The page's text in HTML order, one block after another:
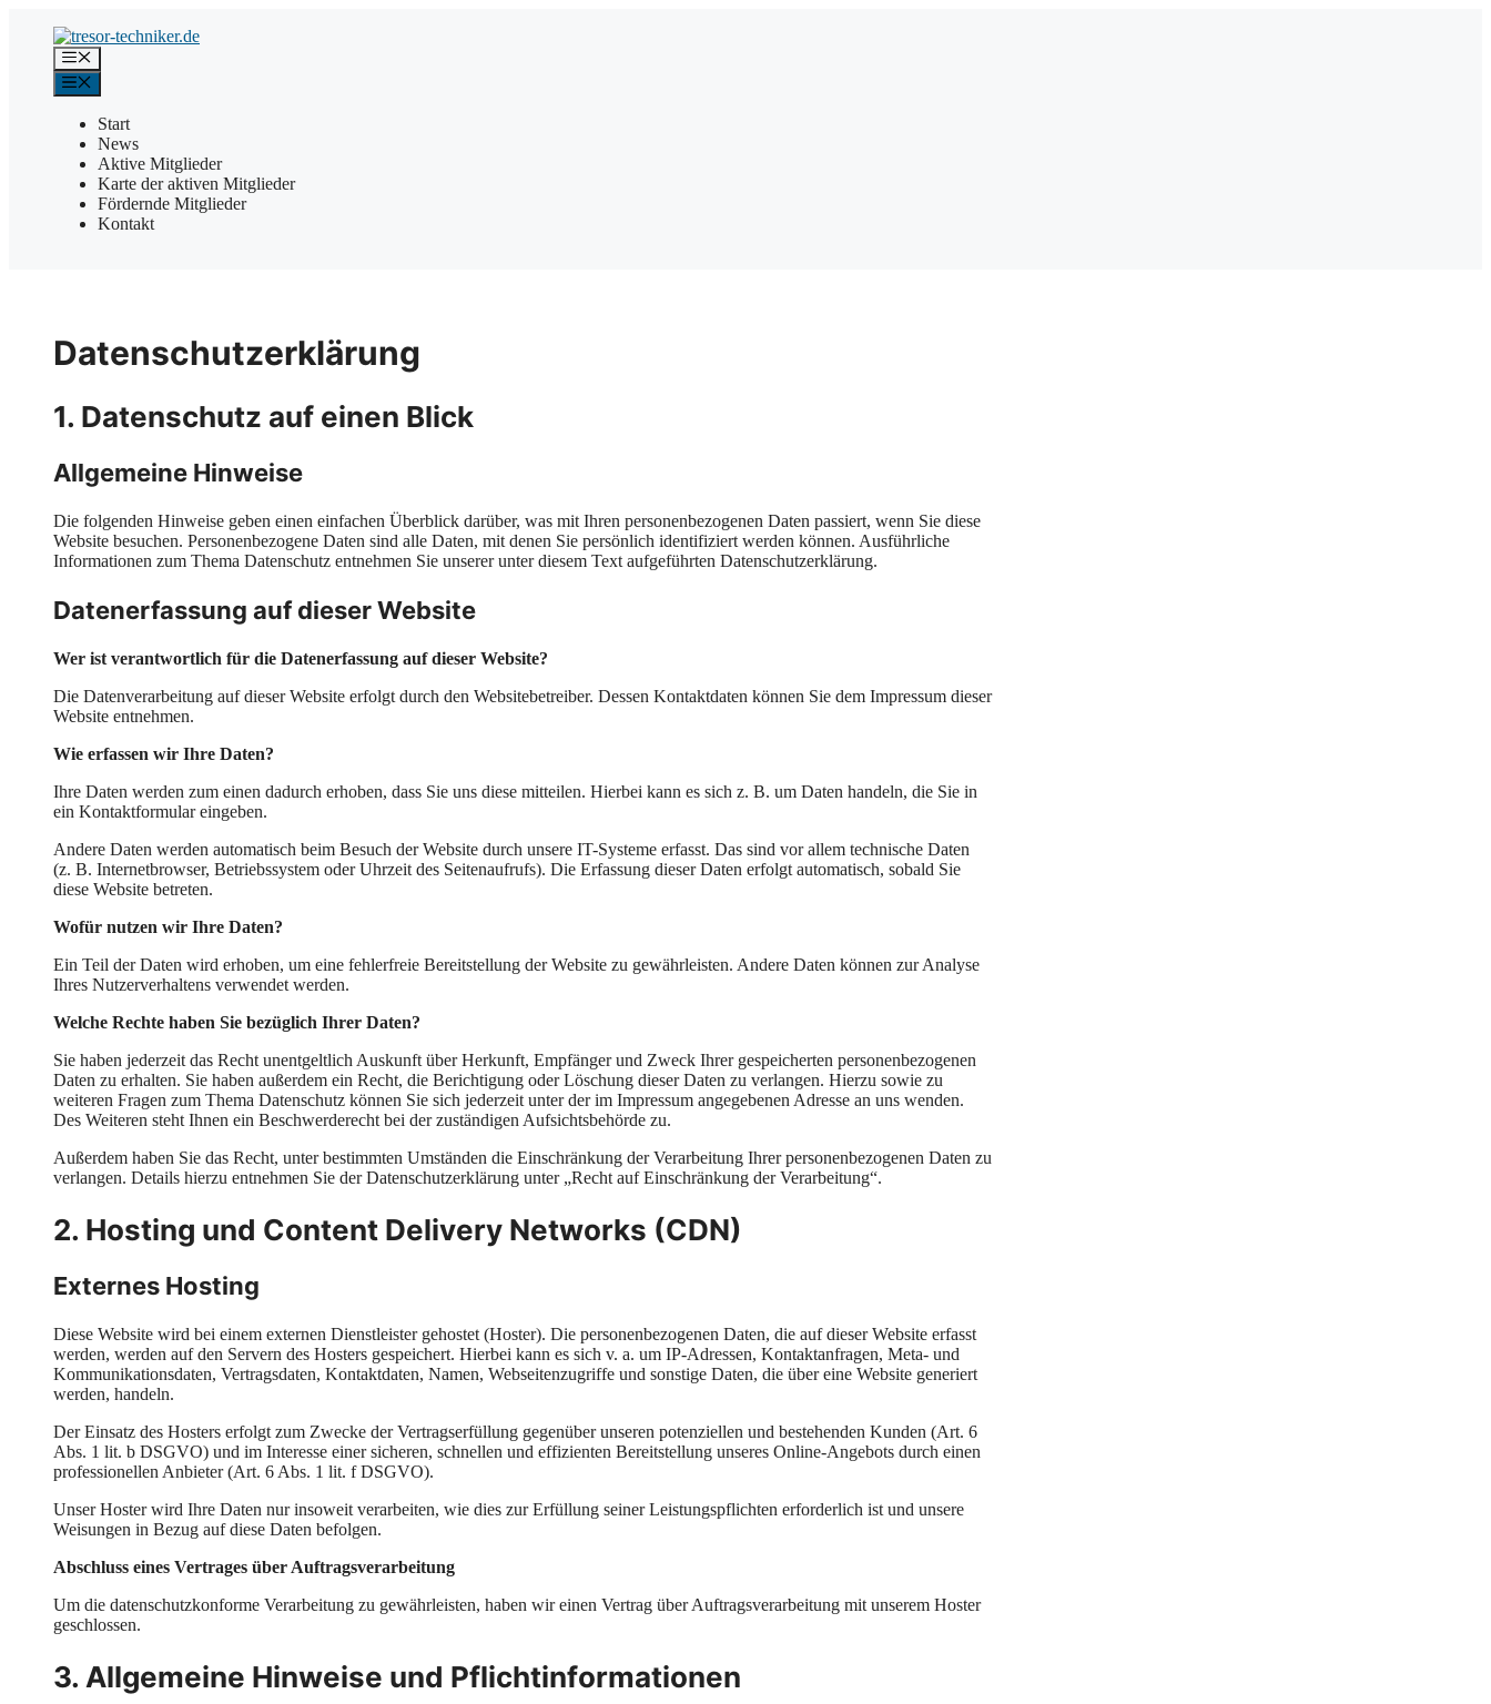
springen
Menü
Menü
Start
News
Aktive Mitglieder
Karte der aktiven Mitglieder
Fördernde Mitglieder
Kontakt
Datenschutzerklärung
1. Datenschutz auf einen Blick
Allgemeine Hinweise
Die folgenden Hinweise geben einen einfachen Überblick darüber, was mit Ihren personenbezogenen Daten passiert, wenn Sie diese
Website besuchen. Personenbezogene Daten sind alle Daten, mit denen Sie persönlich identifiziert werden können. Ausführliche
Informationen zum Thema Datenschutz entnehmen Sie unserer unter diesem Text aufgeführten Datenschutzerklärung.
Datenerfassung auf dieser Website
Wer ist verantwortlich für die Datenerfassung auf dieser Website?
Die Datenverarbeitung auf dieser Website erfolgt durch den Websitebetreiber. Dessen Kontaktdaten können Sie dem Impressum dieser
Website entnehmen.
Wie erfassen wir Ihre Daten?
Ihre Daten werden zum einen dadurch erhoben, dass Sie uns diese mitteilen. Hierbei kann es sich z. B. um Daten handeln, die Sie in
ein Kontaktformular eingeben.
Andere Daten werden automatisch beim Besuch der Website durch unsere IT-Systeme erfasst. Das sind vor allem technische Daten
(z. B. Internetbrowser, Betriebssystem oder Uhrzeit des Seitenaufrufs). Die Erfassung dieser Daten erfolgt automatisch, sobald Sie
diese Website betreten.
Wofür nutzen wir Ihre Daten?
Ein Teil der Daten wird erhoben, um eine fehlerfreie Bereitstellung der Website zu gewährleisten. Andere Daten können zur Analyse
Ihres Nutzerverhaltens verwendet werden.
Welche Rechte haben Sie bezüglich Ihrer Daten?
Sie haben jederzeit das Recht unentgeltlich Auskunft über Herkunft, Empfänger und Zweck Ihrer gespeicherten personenbezogenen
Daten zu erhalten. Sie haben außerdem ein Recht, die Berichtigung oder Löschung dieser Daten zu verlangen. Hierzu sowie zu
weiteren Fragen zum Thema Datenschutz können Sie sich jederzeit unter der im Impressum angegebenen Adresse an uns wenden.
Des Weiteren steht Ihnen ein Beschwerderecht bei der zuständigen Aufsichtsbehörde zu.
Außerdem haben Sie das Recht, unter bestimmten Umständen die Einschränkung der Verarbeitung Ihrer personenbezogenen Daten zu
verlangen. Details hierzu entnehmen Sie der Datenschutzerklärung unter „Recht auf Einschränkung der Verarbeitung“.
2. Hosting und Content Delivery Networks (CDN)
Externes Hosting
Diese Website wird bei einem externen Dienstleister gehostet (Hoster). Die personenbezogenen Daten, die auf dieser Website erfasst
werden, werden auf den Servern des Hosters gespeichert. Hierbei kann es sich v. a. um IP-Adressen, Kontaktanfragen, Meta- und
Kommunikationsdaten, Vertragsdaten, Kontaktdaten, Namen, Webseitenzugriffe und sonstige Daten, die über eine Website generiert
werden, handeln.
Der Einsatz des Hosters erfolgt zum Zwecke der Vertragserfüllung gegenüber unseren potenziellen und bestehenden Kunden (Art. 6
Abs. 1 lit. b DSGVO) und im Interesse einer sicheren, schnellen und effizienten Bereitstellung unseres Online-Angebots durch einen
professionellen Anbieter (Art. 6 Abs. 1 lit. f DSGVO).
Unser Hoster wird Ihre Daten nur insoweit verarbeiten, wie dies zur Erfüllung seiner Leistungspflichten erforderlich ist und unsere
Weisungen in Bezug auf diese Daten befolgen.
Abschluss eines Vertrages über Auftragsverarbeitung
Um die datenschutzkonforme Verarbeitung zu gewährleisten, haben wir einen Vertrag über Auftragsverarbeitung mit unserem Hoster
geschlossen.
3. Allgemeine Hinweise und Pflichtinformationen